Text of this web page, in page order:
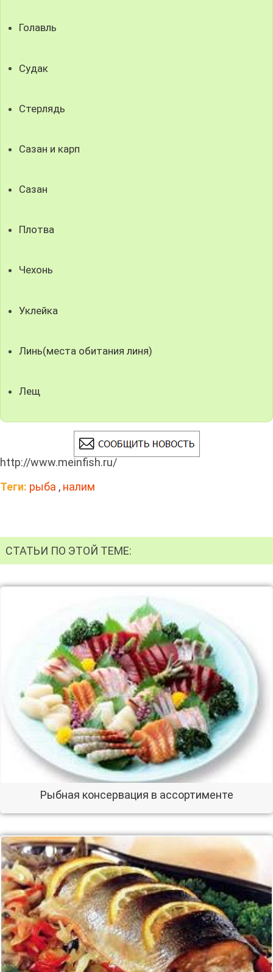
Голавль
Судак
Стерлядь
Сазан и карп
Сазан
Плотва
Чехонь
Уклейка
Линь(места обитания линя)
Лещ
http://www.meinfish.ru/
Теги: рыба , налим
СТАТЬИ ПО ЭТОЙ ТЕМЕ:
Рыбная консервация в ассортименте